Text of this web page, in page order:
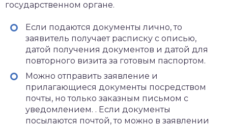
государственном органе.
Если подаются документы лично, то
заявитель получает расписку с описью,
датой получения документов и датой для
повторного визита за готовым паспортом.
Можно отправить заявление и
прилагающиеся документы посредством
почты, но только заказным письмом с
уведомлением. . Если документы
посылаются почтой, то можно в заявлении